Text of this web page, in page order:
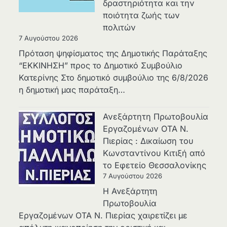
δραστηριότητα και την
ποιότητα ζωής των
πολιτών
7 Αυγούστου 2026
Πρόταση ψηφίσματος της Δημοτικής Παράταξης
“ΕΚΚΙΝΗΣΗ” προς το Δημοτικό Συμβούλιο
Κατερίνης Στο δημοτικό συμβούλιο της 6/8/2026
η δημοτική μας παράταξη…
Ανεξάρτητη Πρωτοβουλία
Εργαζομένων ΟΤΑ Ν.
Πιερίας : Δικαίωση του
Κωνσταντίνου Κιτιξή από
το Εφετείο Θεσσαλονίκης
7 Αυγούστου 2026
Η Ανεξάρτητη
Πρωτοβουλία
Εργαζομένων ΟΤΑ Ν. Πιερίας χαιρετίζει με